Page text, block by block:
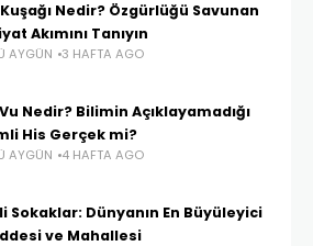
Nedir? Özgürlüğü Savunan
Akımını Tanıyın
AYGÜN 3 HAFTA AGO
Nedir? Bilimin Açıklayamadığı
His Gerçek mi?
AYGÜN 4 HAFTA AGO
Sokaklar: Dünyanın En Büyüleyici
ve Mahallesi